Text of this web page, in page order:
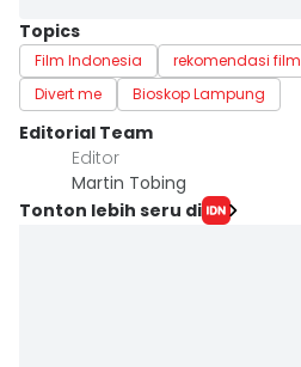
Topics
Film Indonesia rekomendasi film
Divert me
Bioskop Lampung
Editorial Team
Editor
Martin Tobing
Tonton lebih seru di